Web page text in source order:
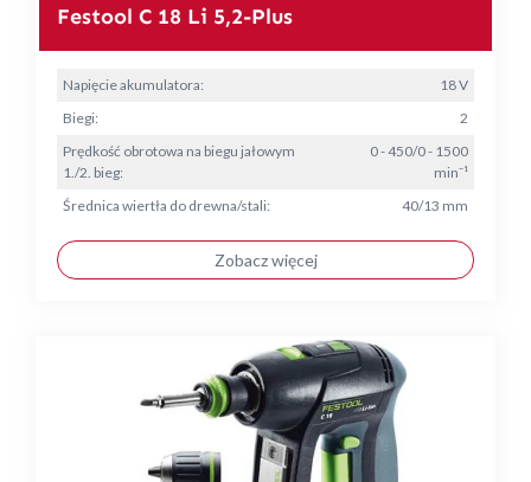
Festool C 18 Li 5,2-Plus
Napięcie akumulatora:
18 V
Biegi:
2
Prędkość obrotowa na biegu jałowym
1./2. bieg:
0 - 450/0 - 1500
min⁻¹
Średnica wiertła do drewna/stali:
40/13 mm
Zobacz więcej